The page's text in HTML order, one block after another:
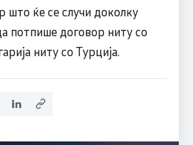
што ќе се случи доколку
потпише договор ниту со
ниту со Турција.